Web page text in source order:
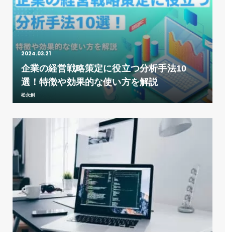
2024.03.21
企業の経営戦略策定に役立つ分析手法10
選！特徴や効果的な使い方を解説
松永創